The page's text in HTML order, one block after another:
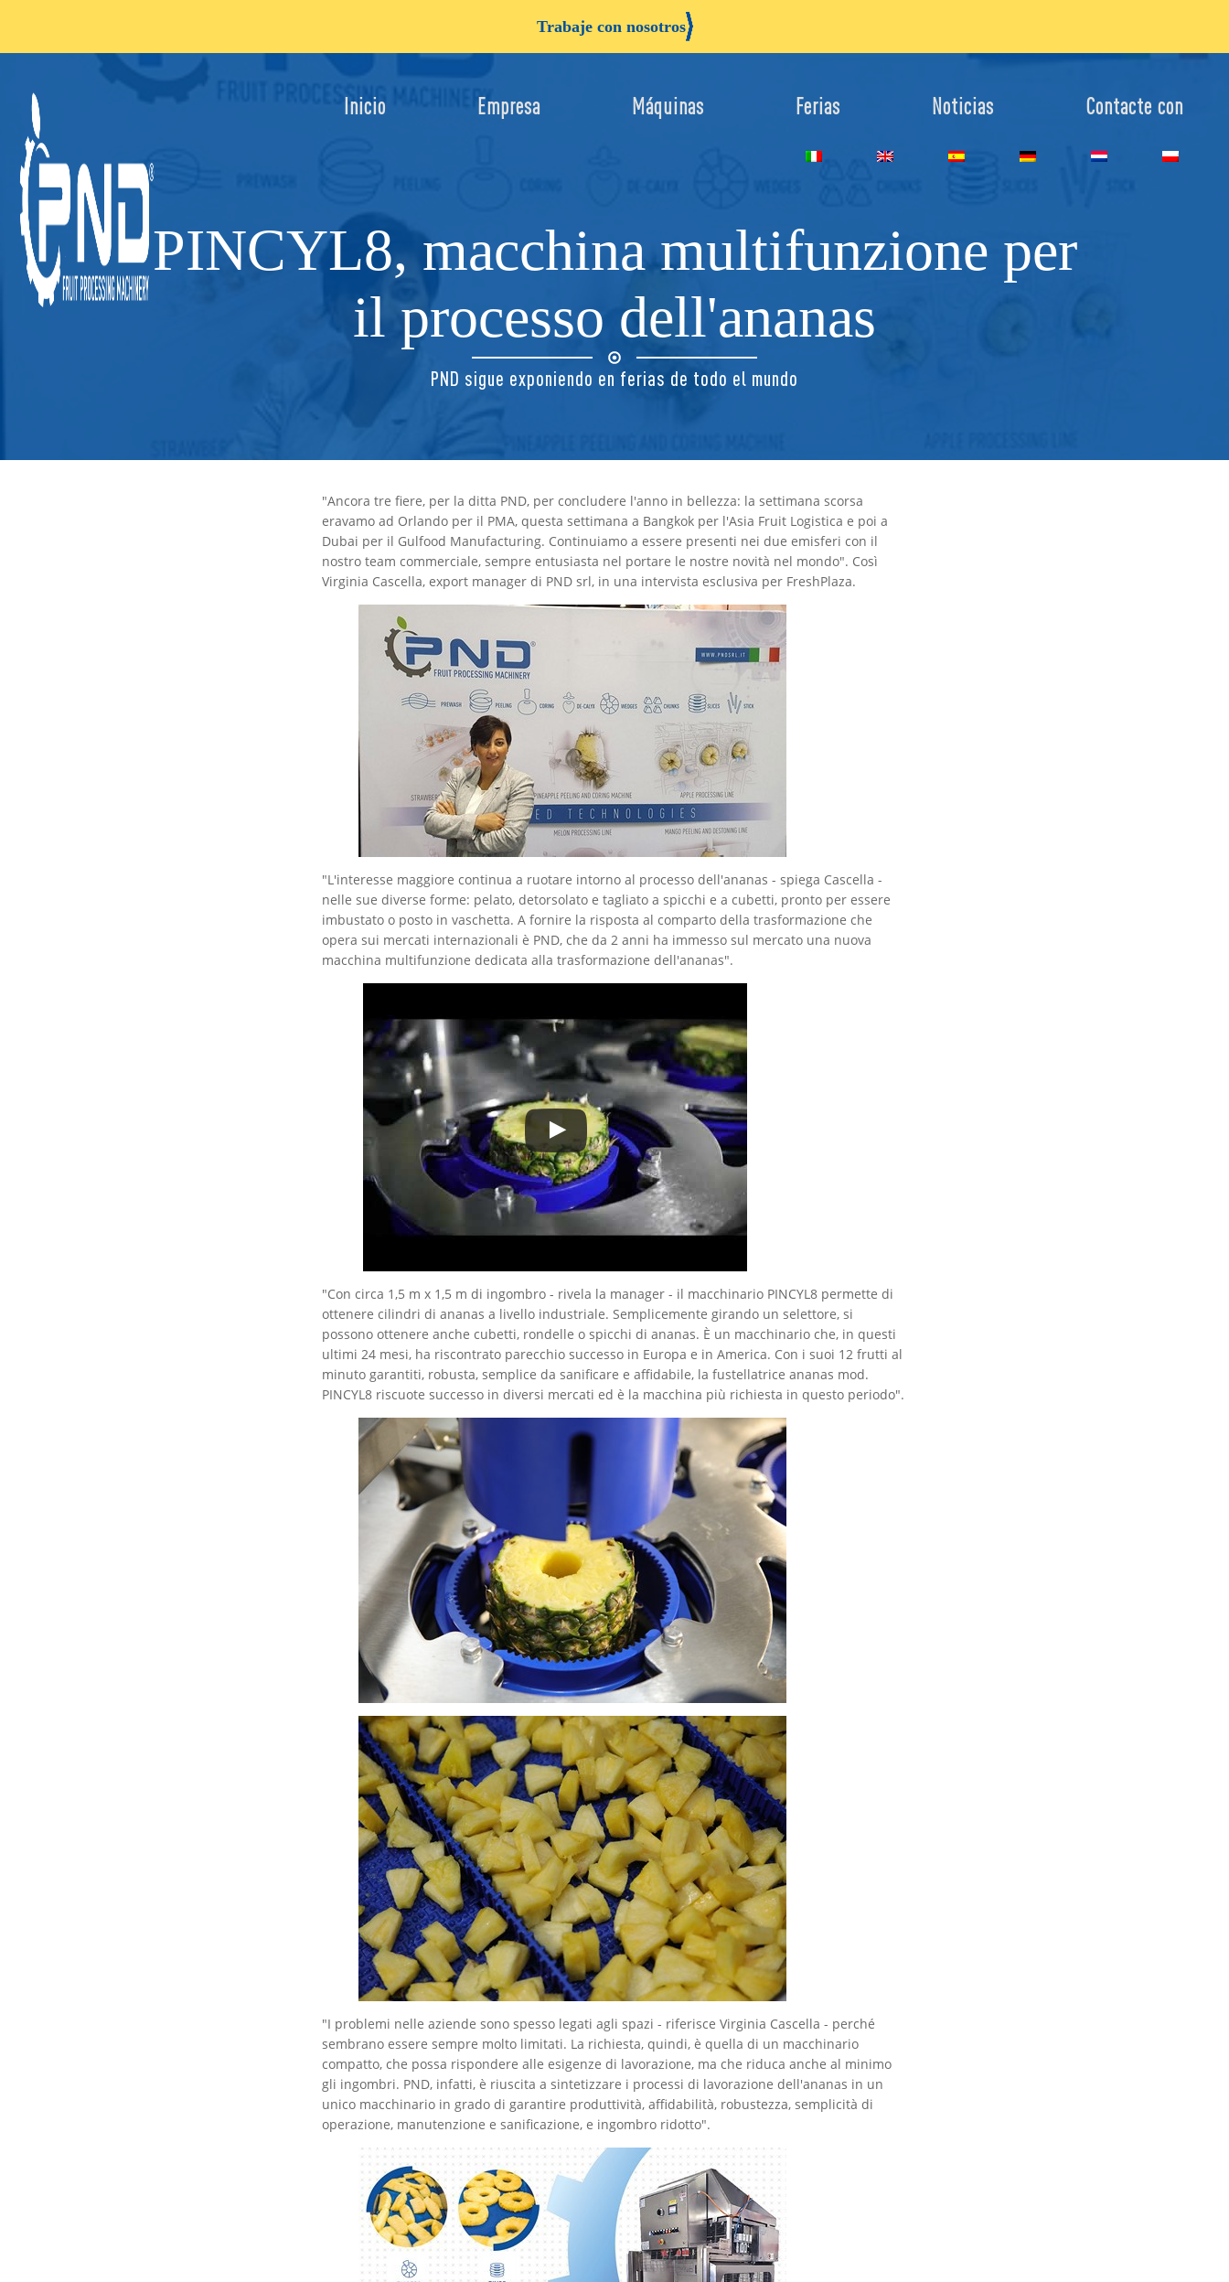
Trabaje con nosotros
Inicio Empresa Máquinas Ferias Noticias Contacte con
PINCYL8, macchina multifunzione per
il processo dell'ananas
PND sigue exponiendo en ferias de todo el mundo
"Ancora tre fiere, per la ditta PND, per concludere l'anno in bellezza: la settimana scorsa
eravamo ad Orlando per il PMA, questa settimana a Bangkok per l'Asia Fruit Logistica e poi a
Dubai per il Gulfood Manufacturing. Continuiamo a essere presenti nei due emisferi con il
nostro team commerciale, sempre entusiasta nel portare le nostre novità nel mondo". Così
Virginia Cascella, export manager di PND srl, in una intervista esclusiva per FreshPlaza.
"L'interesse maggiore continua a ruotare intorno al processo dell'ananas - spiega Cascella -
nelle sue diverse forme: pelato, detorsolato e tagliato a spicchi e a cubetti, pronto per essere
imbustato o posto in vaschetta. A fornire la risposta al comparto della trasformazione che
opera sui mercati internazionali è PND, che da 2 anni ha immesso sul mercato una nuova
macchina multifunzione dedicata alla trasformazione dell'ananas".
"Con circa 1,5 m x 1,5 m di ingombro - rivela la manager - il macchinario PINCYL8 permette di
ottenere cilindri di ananas a livello industriale. Semplicemente girando un selettore, si
possono ottenere anche cubetti, rondelle o spicchi di ananas. È un macchinario che, in questi
ultimi 24 mesi, ha riscontrato parecchio successo in Europa e in America. Con i suoi 12 frutti al
minuto garantiti, robusta, semplice da sanificare e affidabile, la fustellatrice ananas mod.
PINCYL8 riscuote successo in diversi mercati ed è la macchina più richiesta in questo periodo".
"I problemi nelle aziende sono spesso legati agli spazi - riferisce Virginia Cascella - perché
sembrano essere sempre molto limitati. La richiesta, quindi, è quella di un macchinario
compatto, che possa rispondere alle esigenze di lavorazione, ma che riduca anche al minimo
gli ingombri. PND, infatti, è riuscita a sintetizzare i processi di lavorazione dell'ananas in un
unico macchinario in grado di garantire produttività, affidabilità, robustezza, semplicità di
operazione, manutenzione e sanificazione, e ingombro ridotto".